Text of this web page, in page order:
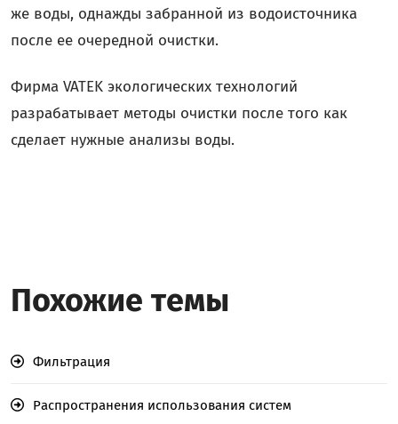
же воды, однажды забранной из водоисточника
после ее очередной очистки.
Фирма VATEK экологических технологий
разрабатывает методы очистки после того как
сделает нужные анализы воды.
Похожие темы
Фильтрация
Распространения использования систем